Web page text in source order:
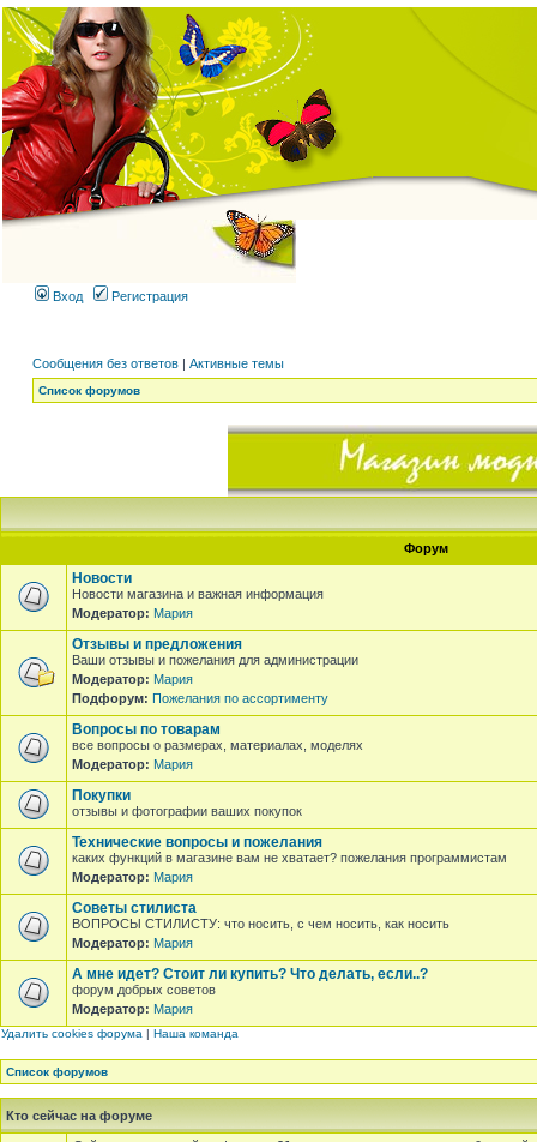
Вход Регистрация
Сообщения без ответов | Активные темы
Список форумов
Форум
Новости
Новости магазина и важная информация
Модератор: Мария
Отзывы и предложения
Ваши отзывы и пожелания для администрации
Модератор: Мария
Подфорум: Пожелания по ассортименту
Вопросы по товарам
все вопросы о размерах, материалах, моделях
Модератор: Мария
Покупки
отзывы и фотографии ваших покупок
Технические вопросы и пожелания
каких функций в магазине вам не хватает? пожелания программистам
Модератор: Мария
Советы стилиста
ВОПРОСЫ СТИЛИСТУ: что носить, с чем носить, как носить
Модератор: Мария
А мне идет? Стоит ли купить? Что делать, если..?
форум добрых советов
Модератор: Мария
Удалить cookies форума | Наша команда
Список форумов
Кто сейчас на форуме